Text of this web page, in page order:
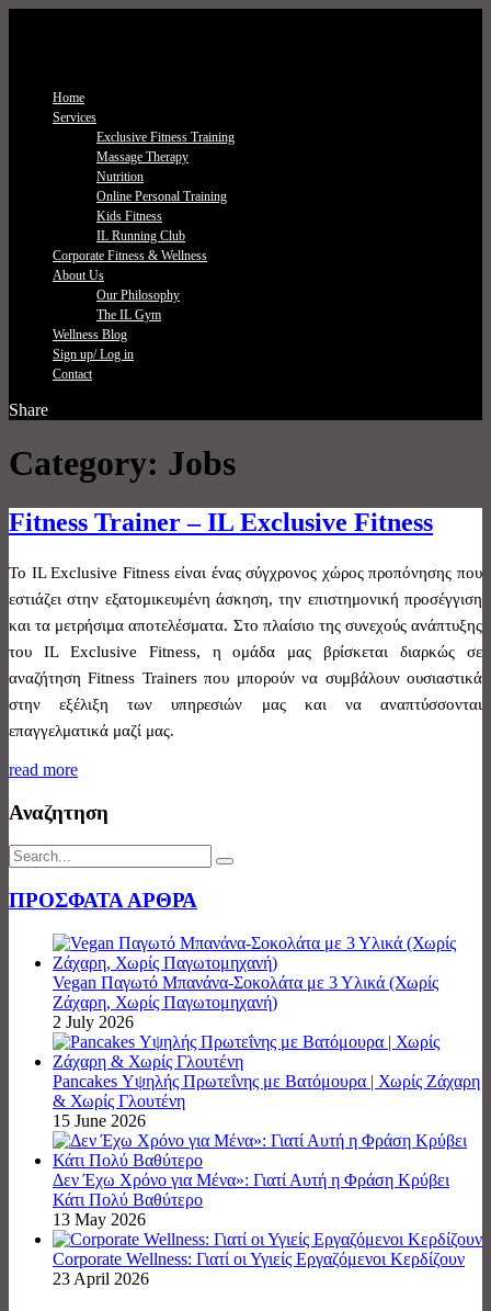
Home
Services
Exclusive Fitness Τraining
Massage Therapy
Nutrition
Online Personal Training
Kids Fitness
IL Running Club
Corporate Fitness & Wellness
About Us
Our Philosophy
The IL Gym
Wellness Blog
Sign up/ Log in
Contact
Share
Category: Jobs
Fitness Trainer – IL Exclusive Fitness
Το IL Exclusive Fitness είναι ένας σύγχρονος χώρος προπόνησης που
εστιάζει στην εξατομικευμένη άσκηση, την επιστημονική προσέγγιση
και τα μετρήσιμα αποτελέσματα. Στο πλαίσιο της συνεχούς ανάπτυξης
του IL Exclusive Fitness, η ομάδα μας βρίσκεται διαρκώς σε
αναζήτηση Fitness Trainers που μπορούν να συμβάλουν ουσιαστικά
στην εξέλιξη των υπηρεσιών μας και να αναπτύσσονται
επαγγελματικά μαζί μας.
read more
Αναζητηση
ΠΡΟΣΦΑΤΑ ΑΡΘΡΑ
Vegan Παγωτό Μπανάνα-Σοκολάτα με 3 Υλικά (Χωρίς
Ζάχαρη, Χωρίς Παγωτομηχανή)
2 July 2026
Pancakes Υψηλής Πρωτεΐνης με Βατόμουρα | Χωρίς Ζάχαρη
& Χωρίς Γλουτένη
15 June 2026
Δεν Έχω Χρόνο για Μένα»: Γιατί Αυτή η Φράση Κρύβει
Κάτι Πολύ Βαθύτερο
13 May 2026
Corporate Wellness: Γιατί οι Υγιείς Εργαζόμενοι Κερδίζουν
23 April 2026